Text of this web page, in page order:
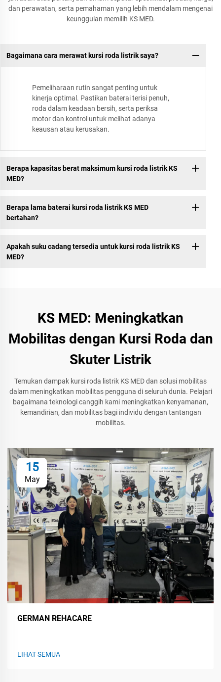
dan perawatan, serta pemahaman yang lebih mendalam mengenai
keunggulan memilih KS MED.
Bagaimana cara merawat kursi roda listrik saya?
Pemeliharaan rutin sangat penting untuk
kinerja optimal. Pastikan baterai terisi penuh,
roda dalam keadaan bersih, serta periksa
motor dan kontrol untuk melihat adanya
keausan atau kerusakan.
Berapa kapasitas berat maksimum kursi roda listrik KS
MED?
Berapa lama baterai kursi roda listrik KS MED
bertahan?
Apakah suku cadang tersedia untuk kursi roda listrik KS
MED?
KS MED: Meningkatkan
Mobilitas dengan Kursi Roda dan
Skuter Listrik
Temukan dampak kursi roda listrik KS MED dan solusi mobilitas
dalam meningkatkan mobilitas pengguna di seluruh dunia. Pelajari
bagaimana teknologi canggih kami meningkatkan kenyamanan,
kemandirian, dan mobilitas bagi individu dengan tantangan
mobilitas.
15
May
GERMAN REHACARE
LIHAT SEMUA